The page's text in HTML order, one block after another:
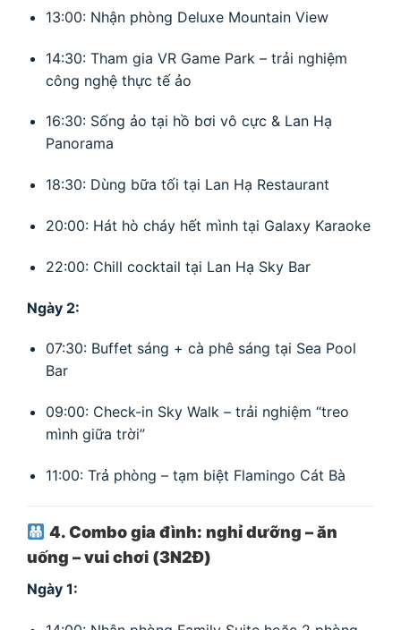
13:00: Nhận phòng Deluxe Mountain View
14:30: Tham gia VR Game Park – trải nghiệm
công nghệ thực tế ảo
16:30: Sống ảo tại hồ bơi vô cực & Lan Hạ
Panorama
18:30: Dùng bữa tối tại Lan Hạ Restaurant
20:00: Hát hò cháy hết mình tại Galaxy Karaoke
22:00: Chill cocktail tại Lan Hạ Sky Bar
Ngày 2:
07:30: Buffet sáng + cà phê sáng tại Sea Pool
Bar
09:00: Check-in Sky Walk – trải nghiệm “treo
mình giữa trời”
11:00: Trả phòng – tạm biệt Flamingo Cát Bà
4. Combo gia đình: nghỉ dưỡng – ăn
uống – vui chơi (3N2Đ)
Ngày 1: